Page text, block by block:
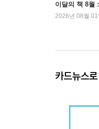
이달의 책 8월
2026년 08월
카드뉴스